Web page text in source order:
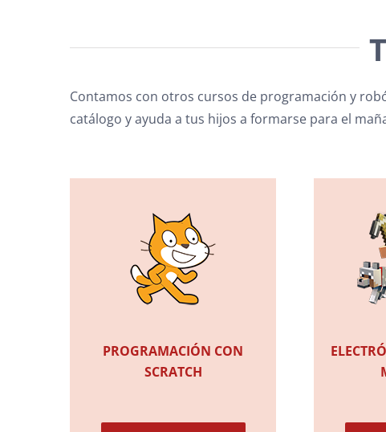
Contamos con otros cursos de programación y
catálogo y ayuda a tus hijos a formarse para el
PROGRAMACIÓN CON
SCRATCH